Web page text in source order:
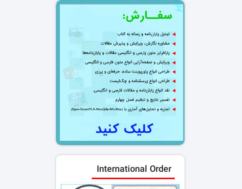
International Order